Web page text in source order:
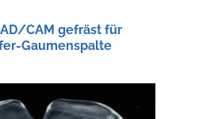
CAM gefräst für
Gaumenspalte